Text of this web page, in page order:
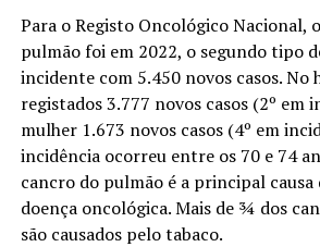
Para o Registo Oncológico Nacional,
pulmão foi em 2022, o segundo tipo
incidente com 5.450 novos casos. No
registados 3.777 novos casos (2º em
mulher 1.673 novos casos (4º em
incidência ocorreu entre os 70 e 74
cancro do pulmão é a principal
doença oncológica. Mais de ¾ dos
são causados pelo tabaco.